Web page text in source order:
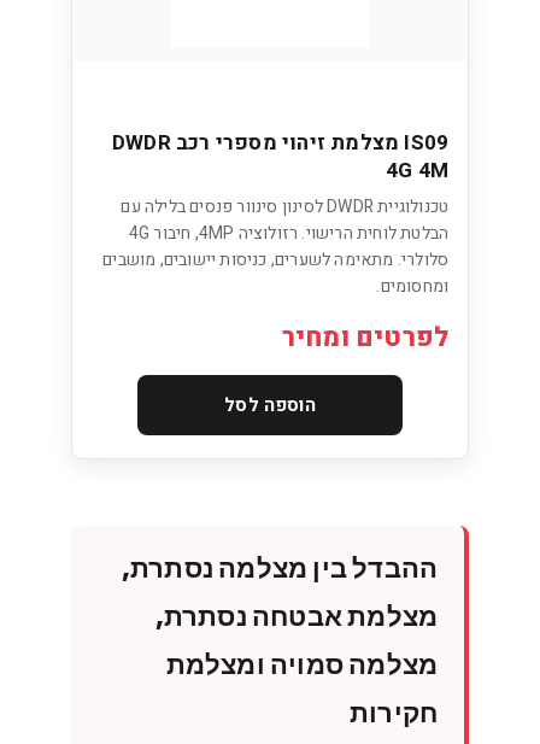
IS09 מצלמת זיהוי מספרי רכב DWDR
4G 4M
טכנולוגיית DWDR לסינון סינוור פנסים בלילה עם
הבלטת לוחית הרישוי. רזולוציה 4MP, חיבור 4G
סלולרי. מתאימה לשערים, כניסות יישובים, מושבים
ומחסומים.
לפרטים ומחיר
הוספה לסל
ההבדל בין מצלמה נסתרת,
מצלמת אבטחה נסתרת,
מצלמה סמויה ומצלמת
חקירות